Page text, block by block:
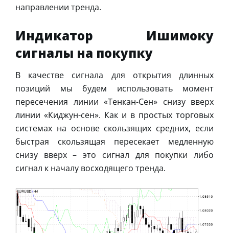
направлении тренда.
Индикатор Ишимоку
сигналы на покупку
В качестве сигнала для открытия длинных
позиций мы будем использовать момент
пересечения линии «Тенкан-Сен» снизу вверх
линии «Киджун-сен». Как и в простых торговых
системах на основе скользящих средних, если
быстрая скользящая пересекает медленную
снизу вверх – это сигнал для покупки либо
сигнал к началу восходящего тренда.